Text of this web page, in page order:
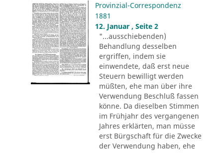
Provinzial-Correspondenz
1881
12. Januar , Seite 2
"...ausschiebenden)
Behandlung desselben
ergriffen, indem sie
einwendete, daß erst neue
Steuern bewilligt werden
müßten, ehe man über ihre
Verwendung Beschluß fassen
könne. Da dieselben Stimmen
im Frühjahr des vergangenen
Jahres erklärten, man müsse
erst Bürgschaft für die Zwecke
der Verwendung haben, ehe